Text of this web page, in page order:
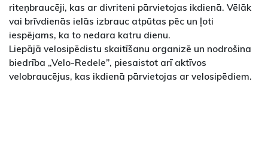
riteņbraucēji, kas ar divriteni pārvietojas ikdienā. Vēlāk
vai brīvdienās ielās izbrauc atpūtas pēc un ļoti
iespējams, ka to nedara katru dienu.
Liepājā velosipēdistu skaitīšanu organizē un nodrošina
biedrība „Velo-Redele”, piesaistot arī aktīvos
velobraucējus, kas ikdienā pārvietojas ar velosipēdiem.